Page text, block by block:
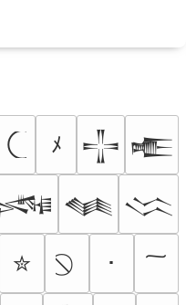
ﾒ 𒋲 𒍫
𒈝 𒈱
✮ ･